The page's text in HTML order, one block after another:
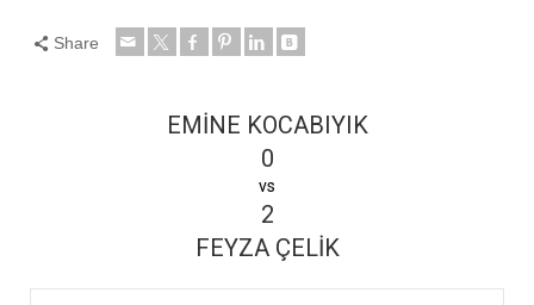
Share
EMİNE KOCABIYIK
0
vs
2
FEYZA ÇELİK